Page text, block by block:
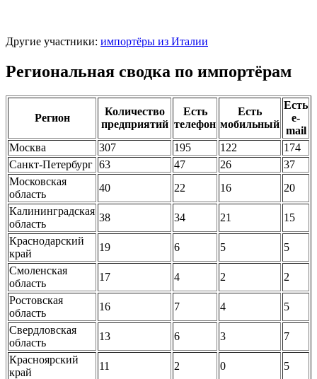
Другие участники: импортёры из Италии
Региональная сводка по импортёрам
Регион
Количество
предприятий
Есть
телефон
Есть
мобильный
Есть
e-
mail
Москва
307 195 122
174
Санкт-Петербург 63 47 26
37
Московская
область
40 22 16
20
Калининградская
область
38 34 21
15
Краснодарский
край
19 6 5
5
Смоленская
область
17 4 2
2
Ростовская
область
16 7 4
5
Свердловская
область
13 6 3
7
Красноярский
край
11 2 0
5